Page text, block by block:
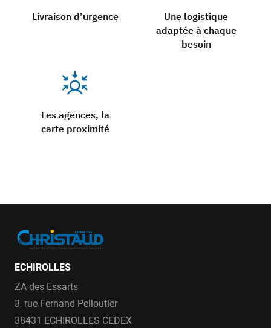
Livraison d’urgence
Une logistique
adaptée à chaque
besoin
Les agences, la
carte proximité
ECHIROLLES
ZA des Essarts
3, rue Fernand Pelloutier
38431 ECHIROLLES CEDEX